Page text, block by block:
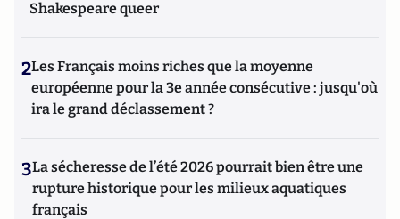
Shakespeare queer
2Les Français moins riches que la moyenne
européenne pour la 3e année consécutive : jusqu'où
ira le grand déclassement ?
3La sécheresse de l’été 2026 pourrait bien être une
rupture historique pour les milieux aquatiques
français